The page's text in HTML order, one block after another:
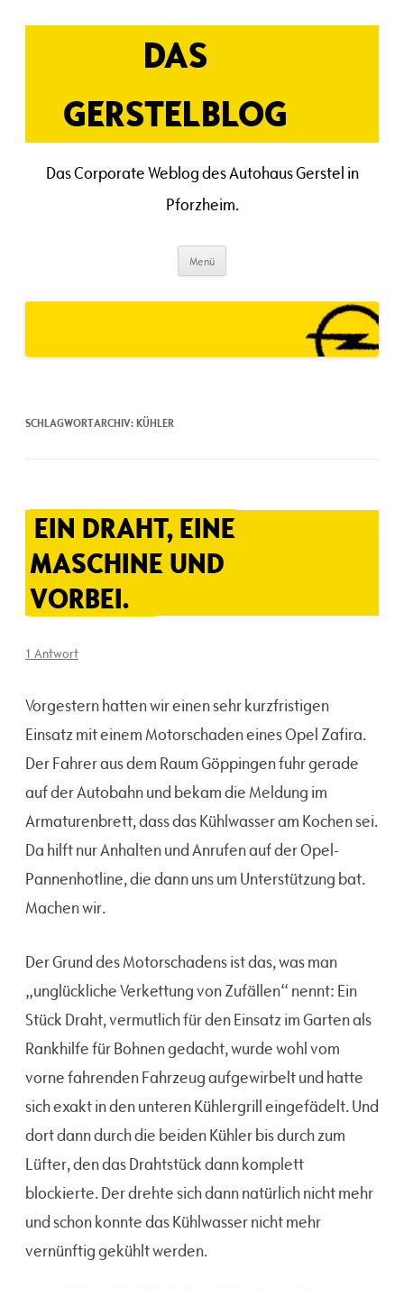
Inhalt
DAS
GERSTELBLOG
Das Corporate Weblog des Autohaus Gerstel in
Pforzheim.
Menü
SCHLAGWORTARCHIV:KÜHLER
EIN DRAHT, EINE
MASCHINE UND
VORBEI.
1 Antwort
Vorgestern hatten wir einen sehr kurzfristigen
Einsatz mit einem Motorschaden eines Opel Zafira.
Der Fahrer aus dem Raum Göppingen fuhr gerade
auf der Autobahn und bekam die Meldung im
Armaturenbrett, dass das Kühlwasser am Kochen sei.
Da hilft nur Anhalten und Anrufen auf der Opel-
Pannenhotline, die dann uns um Unterstützung bat.
Machen wir.
Der Grund des Motorschadens ist das, was man
„unglückliche Verkettung von Zufällen“ nennt: Ein
Stück Draht, vermutlich für den Einsatz im Garten als
Rankhilfe für Bohnen gedacht, wurde wohl vom
vorne fahrenden Fahrzeug aufgewirbelt und hatte
sich exakt in den unteren Kühlergrill eingefädelt. Und
dort dann durch die beiden Kühler bis durch zum
Lüfter, den das Drahtstück dann komplett
blockierte. Der drehte sich dann natürlich nicht mehr
und schon konnte das Kühlwasser nicht mehr
vernünftig gekühlt werden.